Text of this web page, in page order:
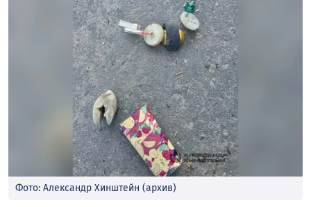
Фото: Александр Хинштейн (архив)